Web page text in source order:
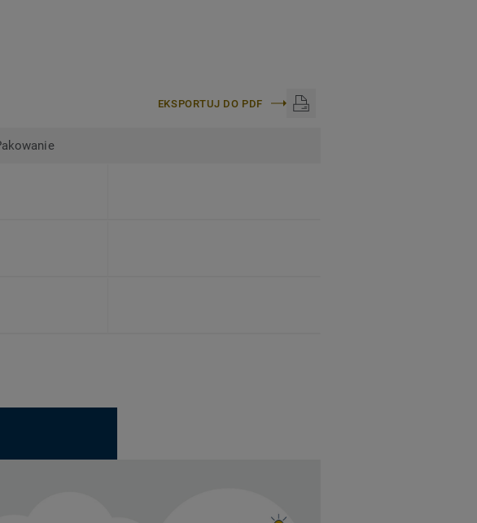
EKSPORTUJ DO PDF